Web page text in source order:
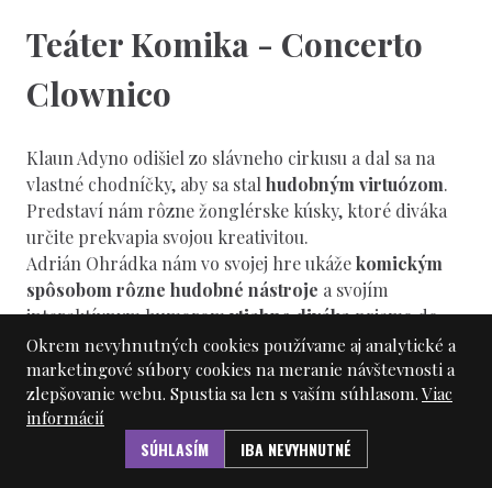
Teáter Komika - Concerto
Clownico
Klaun Adyno odišiel zo slávneho cirkusu a dal sa na
vlastné chodníčky, aby sa stal hudobným virtuózom.
Predstaví nám rôzne žonglérske kúsky, ktoré diváka
určite prekvapia svojou kreativitou.
Adrián Ohrádka nám vo svojej hre ukážekomickým
spôsobom rôzne hudobné nástroje a svojím
interaktívnym humoromvtiahne divákapriamo do
deja.
Vhodné pre deti z materských škôl až prvý stupeň
základných škôl.
Isfar Sarabski Quartet (AZ)
Okrem nevyhnutných cookies používame aj analytické a
marketingové súbory cookies na meranie návštevnosti a
zlepšovanie webu. Spustia sa len s vaším súhlasom. Viac
informácií
SÚHLASÍM IBA NEVYHNUTNÉ